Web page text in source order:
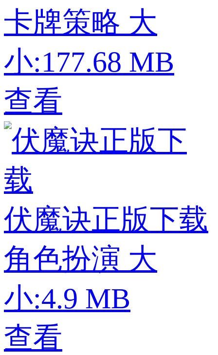
卡牌策略 大
小:177.68 MB
查看
伏魔诀正版下载
角色扮演 大
小:4.9 MB
查看